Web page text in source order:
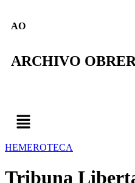
AO
ARCHIVO
HEMEROTECA
Tribuna